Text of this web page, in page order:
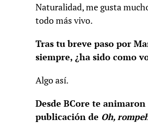
Naturalidad, me gusta
todo más vivo.
Tras tu breve paso por
siempre, ¿ha sido como
Algo así.
Desde BCore te
publicación de Oh,